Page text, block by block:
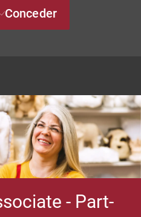
Conceder
- Part-